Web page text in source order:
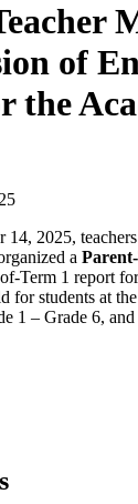
of
the
14, 2025,
a
Term 1 report
for students at
1 – Grade 6,